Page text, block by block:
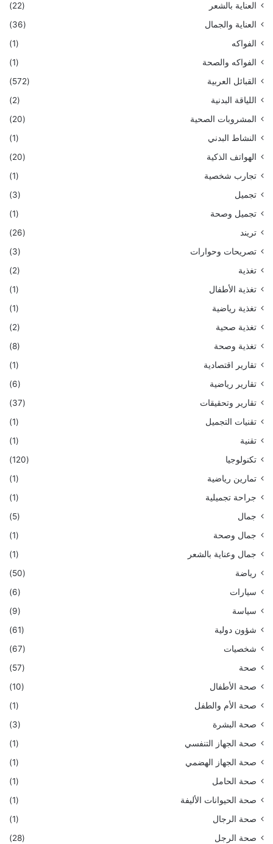
العناية بالشعر
(22)
العناية والجمال
(36)
الفواكه
(1)
الفواكه والصحة
(1)
القبائل العربية
(572)
اللياقة البدنية
(2)
المشروبات الصحية
(20)
النشاط البدني
(1)
الهواتف الذكية
(20)
تجارب شخصية
(1)
تجميل
(3)
تجميل وصحة
(1)
تريند
(26)
تصريحات وحوارات
(3)
تغذية
(2)
تغذية الأطفال
(1)
تغذية رياضية
(1)
تغذية صحية
(2)
تغذية وصحة
(8)
تقارير اقتصادية
(1)
تقارير رياضية
(6)
تقارير وتحقيقات
(37)
تقنيات التجميل
(1)
تقنية
(1)
تكنولوجيا
(120)
تمارين رياضية
(1)
جراحة تجميلية
(1)
جمال
(5)
جمال وصحة
(1)
جمال وعناية بالشعر
(1)
رياضة
(50)
سيارات
(6)
سياسة
(9)
شؤون دولية
(61)
شخصيات
(67)
صحة
(57)
صحة الأطفال
(10)
صحة الأم والطفل
(1)
صحة البشرة
(3)
صحة الجهاز التنفسي
(1)
صحة الجهاز الهضمي
(1)
صحة الحامل
(1)
صحة الحيوانات الأليفة
(1)
صحة الرجال
(1)
صحة الرجل
(28)